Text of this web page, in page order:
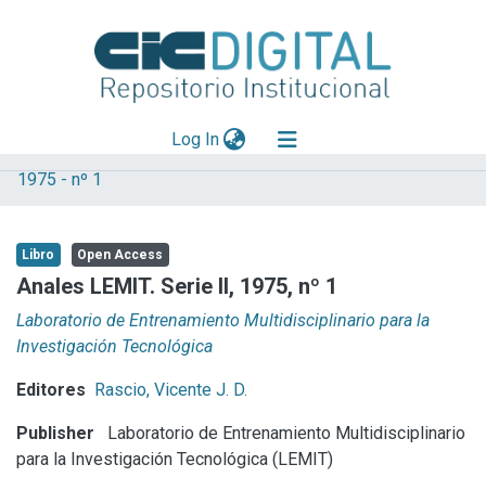
Log In(current)
Explorar
Aportar material
Statistics
1975 - nº 1
Libro Open Access
Anales LEMIT. Serie II, 1975, nº 1
Laboratorio de Entrenamiento Multidisciplinario para la
Investigación Tecnológica
Editores Rascio, Vicente J. D.
Publisher
Laboratorio de Entrenamiento Multidisciplinario
para la Investigación Tecnológica (LEMIT)